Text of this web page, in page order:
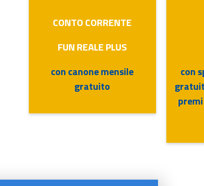
CONTO CORRENTE
FUN REALE PLUS
con canone mensile
gratuito
con